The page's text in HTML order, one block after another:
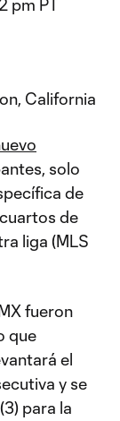
pm PT
California
solo
de
de
liga (MLS
fueron
que
el
y se
para la